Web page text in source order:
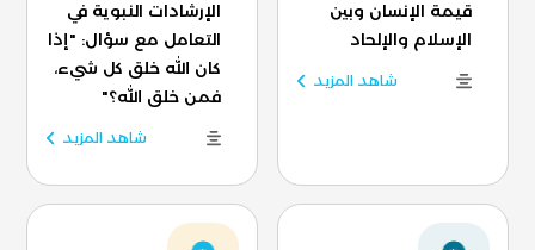
قيمة الإنسان وبين
الإسلام والإلحاد
شاهد المزيد
الإرشادات النبوية في
التعامل مع سؤال: "إذا
كان الله خلق كل شيء،
فمن خلق الله؟"
شاهد المزيد